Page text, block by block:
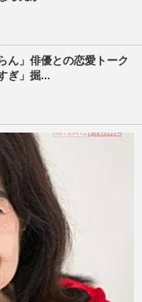
ん」俳優との恋愛トーク
ぎ」掘...